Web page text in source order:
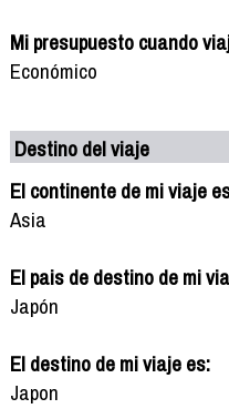
Mi presupuesto cuando
Económico
Destino del viaje
El continente de mi viaje
Asia
El pais de destino de mi
Japón
El destino de mi viaje es:
Japon